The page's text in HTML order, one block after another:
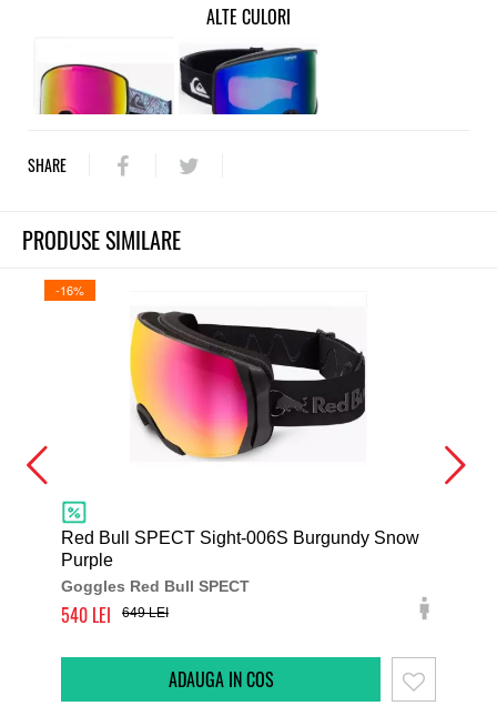
ALTE CULORI
SHARE
PRODUSE SIMILARE
-16%
Red Bull SPECT Sight-006S Burgundy Snow
Purple
Goggles Red Bull SPECT
540 649